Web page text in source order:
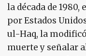
la década de
por Estados
ul-Haq, la
muerte y señalar